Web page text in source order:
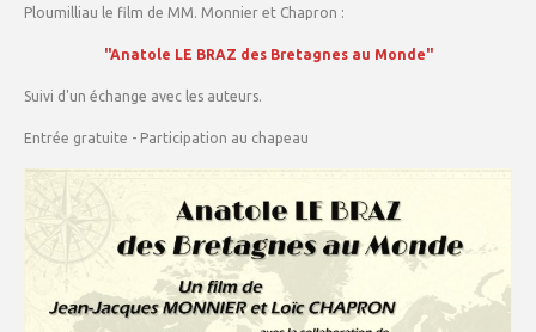
Ploumilliau le film de MM. Monnier et Chapron :
"Anatole LE BRAZ des Bretagnes au Monde"
Suivi d'un échange avec les auteurs.
Entrée gratuite - Participation au chapeau